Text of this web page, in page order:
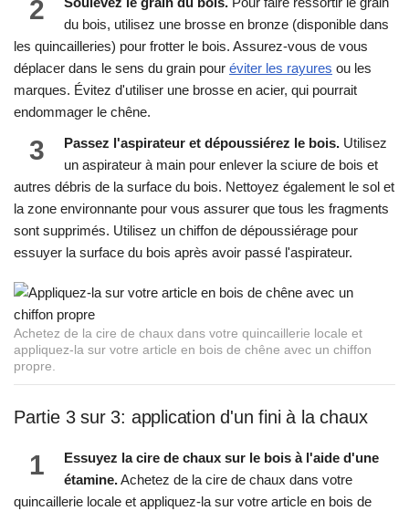
2
du bois, utilisez une brosse en bronze (disponible dans
les quincailleries) pour frotter le bois. Assurez-vous de vous
déplacer dans le sens du grain pour éviter les rayures ou les
marques. Évitez d'utiliser une brosse en acier, qui pourrait
endommager le chêne.
3 Passez l'aspirateur et dépoussiérez le bois. Utilisez
un aspirateur à main pour enlever la sciure de bois et
autres débris de la surface du bois. Nettoyez également le sol et
la zone environnante pour vous assurer que tous les fragments
sont supprimés. Utilisez un chiffon de dépoussiérage pour
essuyer la surface du bois après avoir passé l'aspirateur.
Achetez de la cire de chaux dans votre quincaillerie locale et
appliquez-la sur votre article en bois de chêne avec un chiffon
propre.
Partie 3 sur 3: application d'un fini à la chaux
1
Essuyez la cire de chaux sur le bois à l'aide d'une
étamine.Achetez de la cire de chaux dans votre
quincaillerie locale et appliquez-la sur votre article en bois de